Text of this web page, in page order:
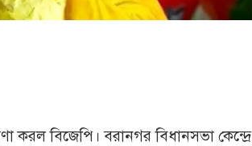
করল বিজেপি। বরানগর বিধানসভা কেন্দ্রে